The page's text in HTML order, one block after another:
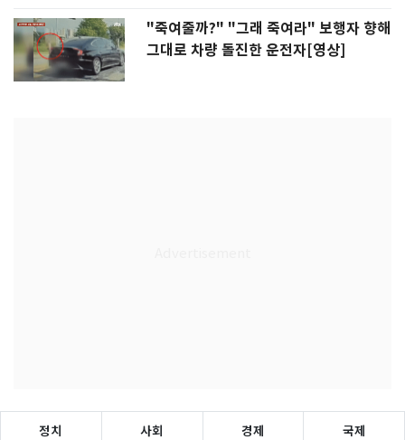
"죽여줄까?" "그래 죽여라" 보행자 향해
그대로 차량 돌진한 운전자[영상]
정치 사회 경제 국제